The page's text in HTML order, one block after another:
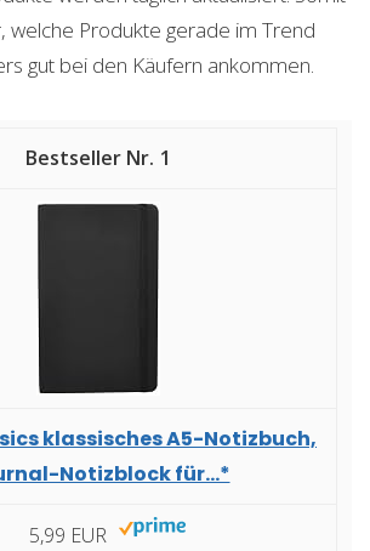
welche Produkte gerade im Trend
gut bei den Käufern ankommen.
1
klassisches A5-Notizbuch,
Notizblock für...*
5,99 EUR